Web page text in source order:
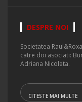
DESPRE NOI
Societatea
catre doi asociati:
Adriana Nicoleta.
CITESTE MAI MULTE